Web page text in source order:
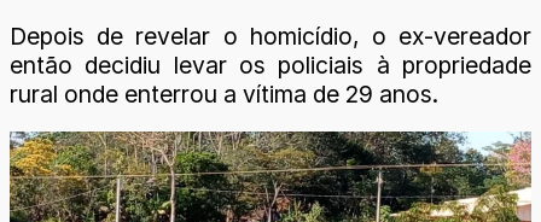
Depois de revelar o homicídio, o ex-vereador
então decidiu levar os policiais à propriedade
rural onde enterrou a vítima de 29 anos.